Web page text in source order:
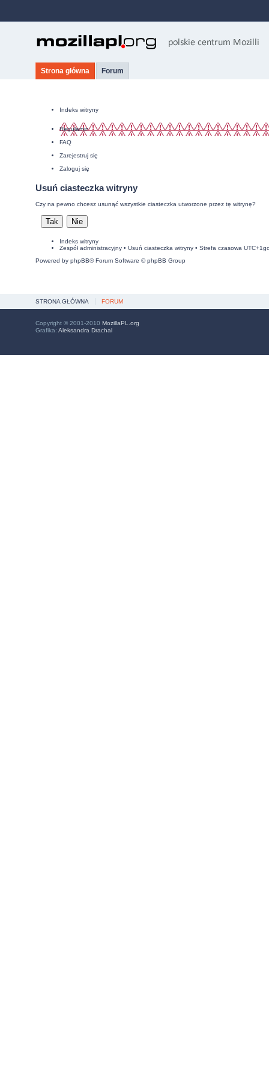
Strona główna Forum
Indeks witryny
Regulamin
FAQ
Zarejestruj się
Zaloguj się
Usuń ciasteczka witryny
Czy na pewno chcesz usunąć wszystkie ciasteczka utworzone przez tę witrynę?
Indeks witryny
Zespół administracyjny• Usuń ciasteczka witryny• Strefa czasowa
Powered by phpBB® Forum Software © phpBB Group
STRONA GŁÓWNA FORUM
Copyright © 2001-2010 MozillaPL.org
Grafika: Aleksandra Drachal